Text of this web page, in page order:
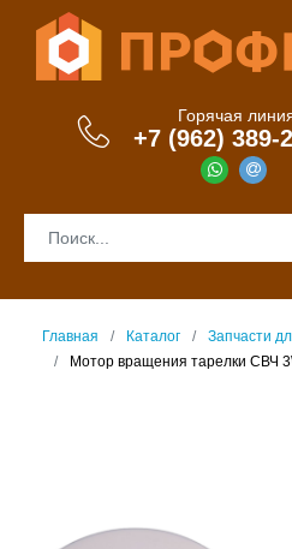
Горячая
+7 (962) 389-
Главная Каталог Запчасти
Мотор вращения тарелки СВЧ